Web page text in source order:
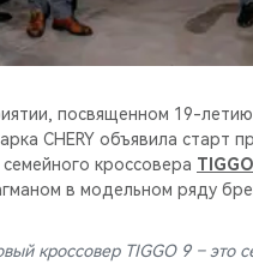
посвященном 19-летию
CHERY объявила старт
кроссовера
в модельном ряду
кроссовер TIGGO 9 – это